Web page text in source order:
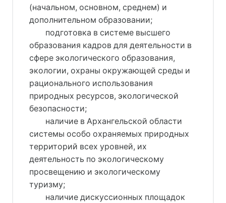
(начальном, основном, среднем) и
дополнительном образовании;
подготовка в системе высшего
образования кадров для деятельности в
сфере экологического образования,
экологии, охраны окружающей среды и
рационального использования
природных ресурсов, экологической
безопасности;
наличие в Архангельской области
системы особо охраняемых природных
территорий всех уровней, их
деятельность по экологическому
просвещению и экологическому
туризму;
наличие дискуссионных площадок